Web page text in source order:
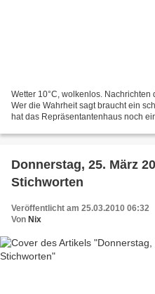
Wetter 10°C, wolkenlos. Nachrichten
Wer die Wahrheit sagt braucht ein
hat das Repräsentantenhaus noch
Donnerstag, 25. März
Stichworten
Veröffentlicht am 25.03.2010 06:32
Von Nix